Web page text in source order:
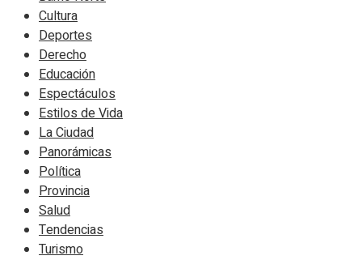
Cultura
Deportes
Derecho
Educación
Espectáculos
Estilos de Vida
La Ciudad
Panorámicas
Política
Provincia
Salud
Tendencias
Turismo